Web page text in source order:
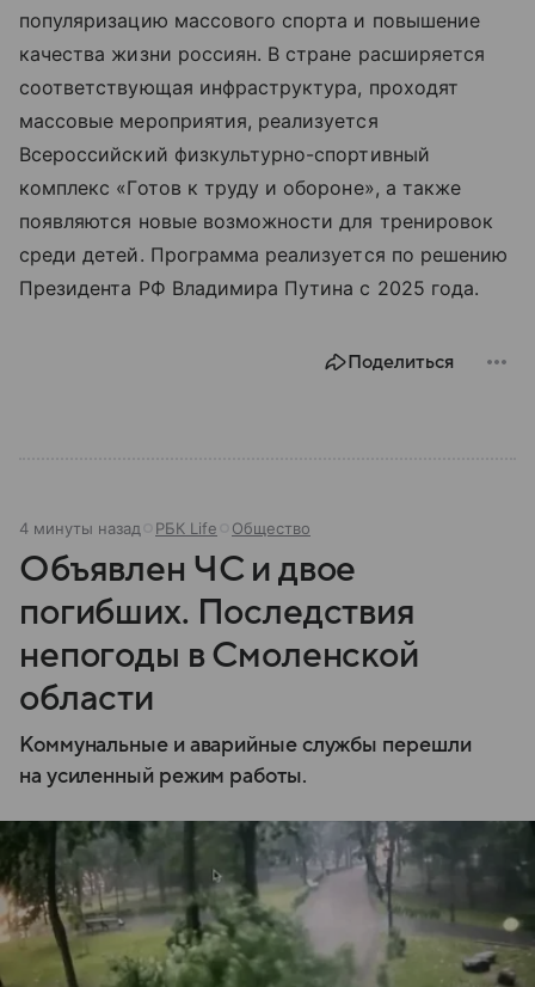
популяризацию массового спорта и повышение
качества жизни россиян. В стране расширяется
соответствующая инфраструктура, проходят
массовые мероприятия, реализуется
Всероссийский физкультурно-спортивный
комплекс «Готов к труду и обороне», а также
появляются новые возможности для тренировок
среди детей. Программа реализуется по решению
Президента РФ Владимира Путина с 2025 года.
Поделиться
4 минуты назад РБК Life Общество
Объявлен ЧС и двое
погибших. Последствия
непогоды в Смоленской
области
Коммунальные и аварийные службы перешли
на усиленный режим работы.